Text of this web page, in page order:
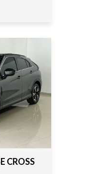
CROSS